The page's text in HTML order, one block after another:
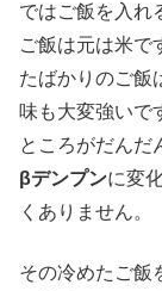
ではご飯を入れ
ご飯は元は米で
たばかりのご飯
味も大変強いで
ところがだんだ
βデンプンに変
くありません。
その冷めたご飯